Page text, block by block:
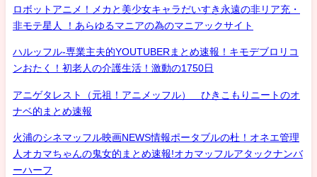
ロボットアニメ！メカと美少女キャラだいすき永遠の非リア充・
非モテ星人 ！あらゆるマニアの為のマニアックサイト
ハルッフル-専業主夫的YOUTUBERまとめ速報！キモデブロリコ
ンおたく！初老人の介護生活！激動の1750日
アニゲタレスト（元祖！アニメッフル） ひきこもりニートのオ
ナベ的まとめ速報
火浦のシネマッフル映画NEWS情報ポータブルの杜！オネエ管理
人オカマちゃんの鬼女的まとめ速報!オカマッフルアタックナンバ
ーハーフ